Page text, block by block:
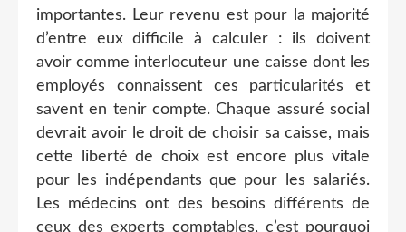
importantes. Leur revenu est pour la majorité
d’entre eux difficile à calculer : ils doivent
avoir comme interlocuteur une caisse dont les
employés connaissent ces particularités et
savent en tenir compte. Chaque assuré social
devrait avoir le droit de choisir sa caisse, mais
cette liberté de choix est encore plus vitale
pour les indépendants que pour les salariés.
Les médecins ont des besoins différents de
ceux des experts comptables, c’est pourquoi